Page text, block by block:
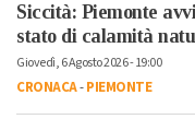
Siccità: Piemonte
stato di calamità
Giovedì, 6 Agosto 2026 - 19:00
CRONACA-PIEMONTE